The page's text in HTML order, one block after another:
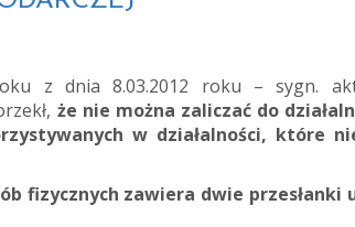
z dnia 8.03.2012 roku – sygn.
że nie można zaliczać do
w działalności, które
fizycznych zawiera dwie przesłanki